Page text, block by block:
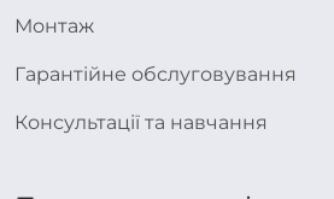
Монтаж
Гарантійне обслуговування
Консультації та навчання